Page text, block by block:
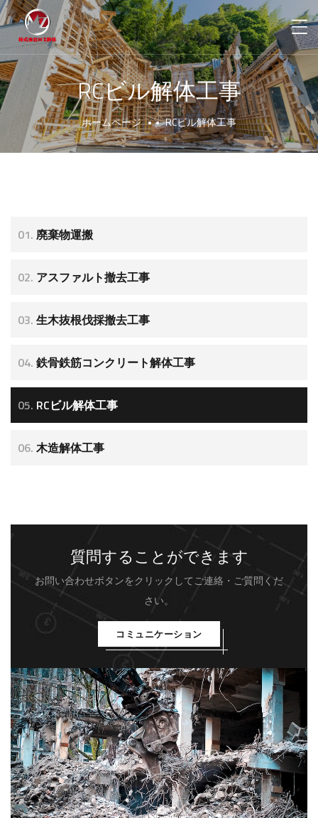
RCビル解体工事
ホームページ RCビル解体工事
01. 廃棄物運搬
02. アスファルト撤去工事
03. 生木抜根伐採撤去工事
04. ⁠鉄骨鉄筋コンクリート解体工事
05. RCビル解体工事
06. 木造解体工事
質問することができます
お問い合わせボタンをクリックしてご連絡・ご質問くだ
さい。
コミュニケーション